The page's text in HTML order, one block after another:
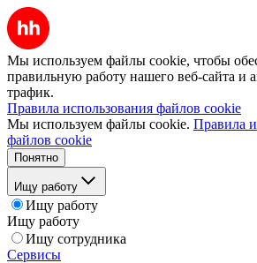
Мы используем файлы cookie, чтобы
правильную работу нашего веб-сайта и
трафик.
Правила использования файлов cookie
Мы используем файлы cookie. Правила
файлов cookie
Понятно
Ищу работу
Ищу работу
Ищу работу
Ищу сотрудника
Сервисы